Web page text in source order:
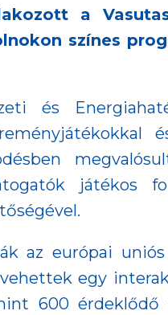
a
színes
és
játékos
az európai
egy
600